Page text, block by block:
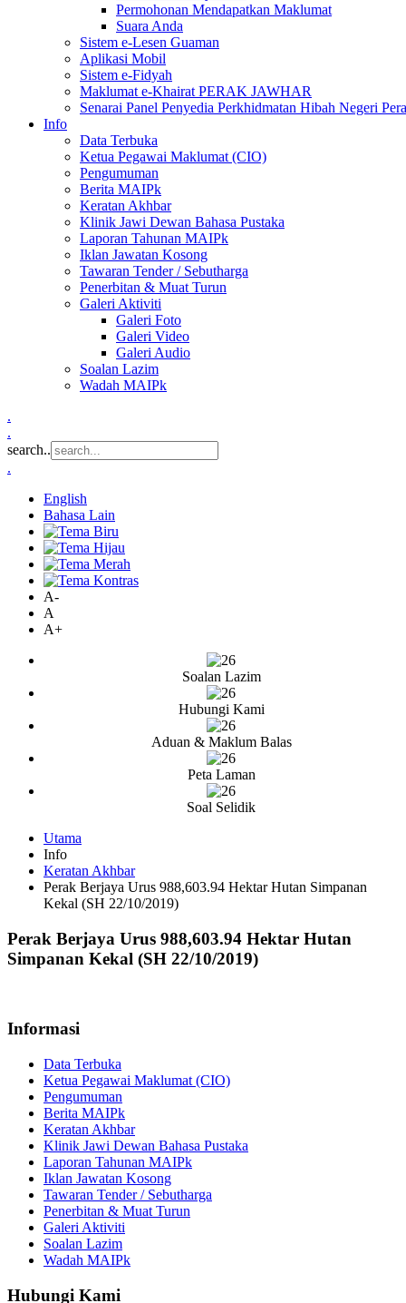
Permohonan Mendapatkan Maklumat
Suara Anda
Sistem e-Lesen Guaman
Aplikasi Mobil
Sistem e-Fidyah
Maklumat e-Khairat PERAK JAWHAR
Senarai Panel Penyedia Perkhidmatan Hibah Negeri
Info
Data Terbuka
Ketua Pegawai Maklumat (CIO)
Pengumuman
Berita MAIPk
Keratan Akhbar
Klinik Jawi Dewan Bahasa Pustaka
Laporan Tahunan MAIPk
Iklan Jawatan Kosong
Tawaran Tender / Sebutharga
Penerbitan & Muat Turun
Galeri Aktiviti
Galeri Foto
Galeri Video
Galeri Audio
Soalan Lazim
Wadah MAIPk
.
.
search..
.
English
Bahasa Lain
A-
A
A+
Soalan Lazim
Hubungi Kami
Aduan & Maklum Balas
Peta Laman
Soal Selidik
Utama
Info
Keratan Akhbar
Perak Berjaya Urus 988,603.94 Hektar Hutan Simpanan
Kekal (SH 22/10/2019)
Perak Berjaya Urus 988,603.94 Hektar Hutan
Simpanan Kekal (SH 22/10/2019)
Informasi
Data Terbuka
Ketua Pegawai Maklumat (CIO)
Pengumuman
Berita MAIPk
Keratan Akhbar
Klinik Jawi Dewan Bahasa Pustaka
Laporan Tahunan MAIPk
Iklan Jawatan Kosong
Tawaran Tender / Sebutharga
Penerbitan & Muat Turun
Galeri Aktiviti
Soalan Lazim
Wadah MAIPk
Hubungi Kami